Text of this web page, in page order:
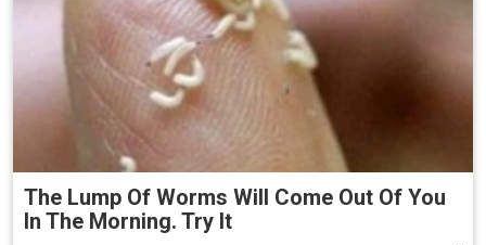
The Lump Of Worms Will Come Out Of You
In The Morning. Try It